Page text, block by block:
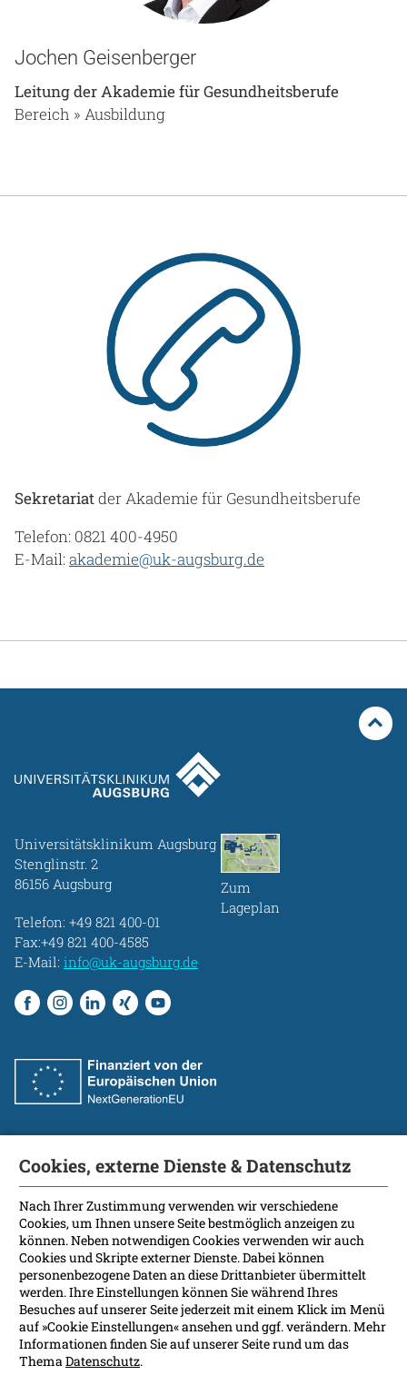
Jochen Geisenberger
Leitung der Akademie für Gesundheitsberufe
Bereich » Ausbildung
Sekretariatder Akademie für Gesundheitsberufe
Telefon: 0821 400-4950
E-Mail:akademie@uk-augsburg.de
Universitätsklinikum Augsburg
Stenglinstr. 2
86156 Augsburg
Telefon: +49 821 400-01
Fax:+49 821 400-4585
E-Mail: info@uk-augsburg.de
Zum
Lageplan
Fakultät
International Patients
Kontakt
Presse
Soziale Medien
Barrierefreiheit
Datenschutz
Impressum
Cookies, externe Dienste & Datenschutz
Nach Ihrer Zustimmung verwenden wir verschiedene
Cookies, um Ihnen unsere Seite bestmöglich anzeigen zu
können. Neben notwendigen Cookies verwenden wir auch
Cookies und Skripte externer Dienste. Dabei können
personenbezogene Daten an diese Drittanbieter übermittelt
werden. Ihre Einstellungen können Sie während Ihres
Besuches auf unserer Seite jederzeit mit einem Klick im Menü
auf »Cookie Einstellungen« ansehen und ggf. verändern. Mehr
Informationen finden Sie auf unserer Seite rund um das
ThemaDatenschutz.